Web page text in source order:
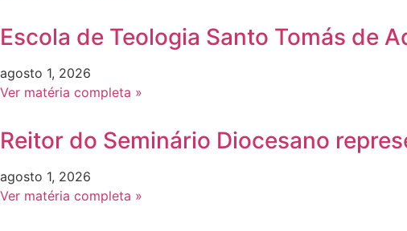
Escola de Teologia Santo Tomás de
agosto 1, 2026
Ver matéria completa »
Reitor do Seminário Diocesano
agosto 1, 2026
Ver matéria completa »